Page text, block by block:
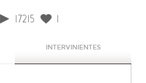
17215 1
INTERVINIENTES